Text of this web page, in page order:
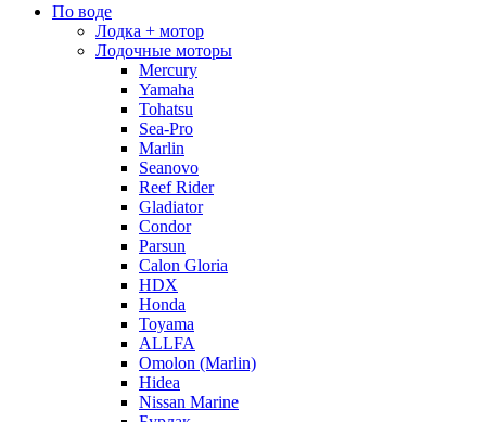
По воде
Лодка + мотор
Лодочные моторы
Mercury
Yamaha
Tohatsu
Sea-Pro
Marlin
Seanovo
Reef Rider
Gladiator
Condor
Parsun
Calon Gloria
HDX
Honda
Toyama
ALLFA
Omolon (Marlin)
Hidea
Nissan Marine